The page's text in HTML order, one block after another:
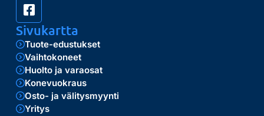
Sivukartta
Tuote-edustukset
Vaihtokoneet
Huolto ja varaosat
Konevuokraus
Osto- ja välitysmyynti
Yritys